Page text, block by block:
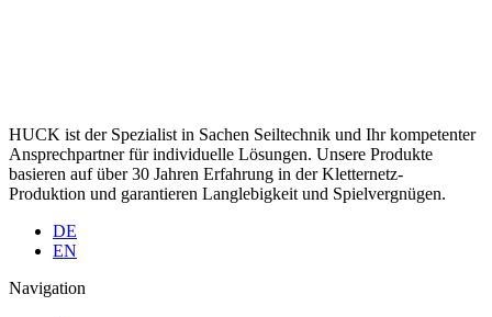
HUCK ist der Spezialist in Sachen Seiltechnik und Ihr kompetenter
Ansprechpartner für individuelle Lösungen. Unsere Produkte
basieren auf über 30 Jahren Erfahrung in der Kletternetz-
Produktion und garantieren Langlebigkeit und Spielvergnügen.
DE
EN
Navigation